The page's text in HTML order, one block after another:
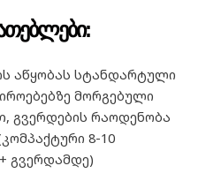
აწყობას სტანდარტული
მორგებული
გვერდების რაოდენობა
8-10
გვერდამდე)